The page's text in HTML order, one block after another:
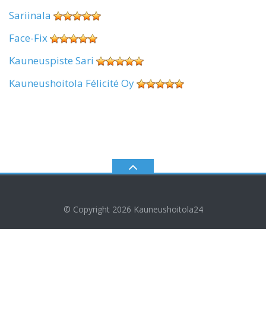
Sariinala
Face-Fix
Kauneuspiste Sari
Kauneushoitola Félicité Oy
© Copyright 2026 Kauneushoitola24